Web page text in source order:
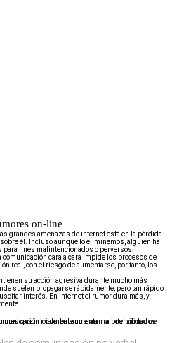
on-line
grandes amenazas de internet está en la pérdida
él. Incluso aunque lo eliminemos, alguien ha
fines malintencionados o perversos.
cara a cara impide los procesos de
real, con el riesgo de aumentarse, por tanto, los
su acción agresiva durante mucho más
suelen propagarse rápidamente, pero tan rápido
interés. En internet el rumor dura más, y